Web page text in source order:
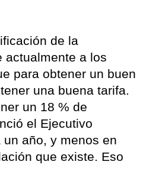
de la
actualmente a los
para obtener un buen
una buena tarifa.
un 18 % de
el Ejecutivo
año, y menos en
que existe. Eso